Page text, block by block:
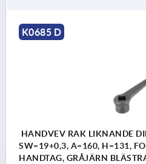
K0685 D
HANDVEV RAK LIKNANDE
SW=19+0,3, A=160, H=131,
HANDTAG, GRÅJÄRN